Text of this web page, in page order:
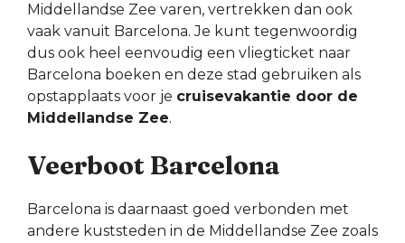
Middellandse Zee varen, vertrekken dan ook
vaak vanuit Barcelona. Je kunt tegenwoordig
dus ook heel eenvoudig een vliegticket naar
Barcelona boeken en deze stad gebruiken als
opstapplaats voor je cruisevakantie door de
Middellandse Zee.
Veerboot Barcelona
Barcelona is daarnaast goed verbonden met
andere kuststeden in de Middellandse Zee zoals